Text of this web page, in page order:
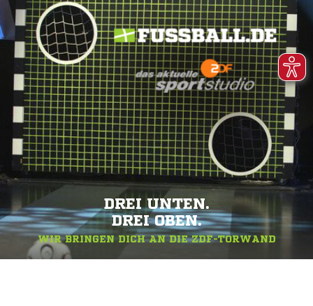
DREI UNTEN.
DREI OBEN.
WIR BRINGEN DICH AN DIE ZDF-TORWAND